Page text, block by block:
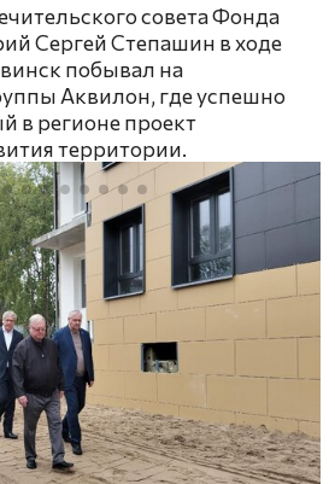
совета Фонда
Сергей Степашин в ходе
побывал на
Аквилон, где успешно
в регионе проект
территории.